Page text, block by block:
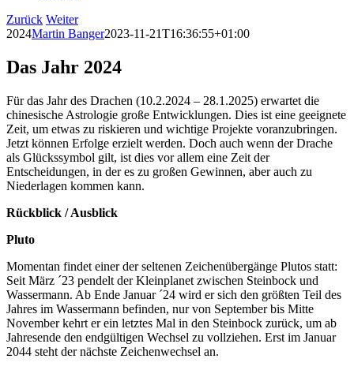
Zurück Weiter
2024Martin Banger2023-11-21T16:36:55+01:00
Das Jahr 2024
Für das Jahr des Drachen (10.2.2024 – 28.1.2025) erwartet die
chinesische Astrologie große Entwicklungen. Dies ist eine geeignete
Zeit, um etwas zu riskieren und wichtige Projekte voranzubringen.
Jetzt können Erfolge erzielt werden. Doch auch wenn der Drache
als Glückssymbol gilt, ist dies vor allem eine Zeit der
Entscheidungen, in der es zu großen Gewinnen, aber auch zu
Niederlagen kommen kann.
Rückblick / Ausblick
Pluto
Momentan findet einer der seltenen Zeichenübergänge Plutos statt:
Seit März ´23 pendelt der Kleinplanet zwischen Steinbock und
Wassermann. Ab Ende Januar ´24 wird er sich den größten Teil des
Jahres im Wassermann befinden, nur von September bis Mitte
November kehrt er ein letztes Mal in den Steinbock zurück, um ab
Jahresende den endgültigen Wechsel zu vollziehen. Erst im Januar
2044 steht der nächste Zeichenwechsel an.